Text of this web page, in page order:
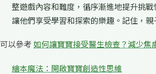
整遊戲內容和難度，循序漸進地提升挑
讓他們享受學習和探索的樂趣。記住，
可以參考如何讓寶寶接受醫生檢查？減少焦
繪本魔法：開啟寶寶創造性思維